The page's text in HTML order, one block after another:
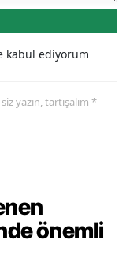
kabul ediyorum
yazın, tartışalım *
önemli